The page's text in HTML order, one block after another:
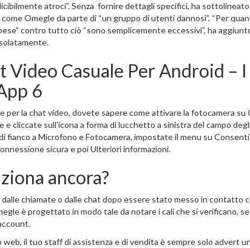
atroci”. Senza fornire dettagli specifici, ha
come Omegle da parte di “un gruppo di utenti dannosi”. “Per
contro tutto ciò “sono semplicemente eccessivi”, ha
Video Casuale Per Android
6
per la chat video, dovete sapere come attivare la fotocamera su
e cliccate sull’icona a forma di lucchetto a sinistra del campo
fianco a Microfono e Fotocamera, impostate il menu su
sicura e poi Ulteriori informazioni.
ancora?
chiamate o dalle chat dopo essere stato messo in contatto
è progettato in modo tale da notare i cali che si verificano,
il tuo staff di assistenza e di vendita è sempre solo advert